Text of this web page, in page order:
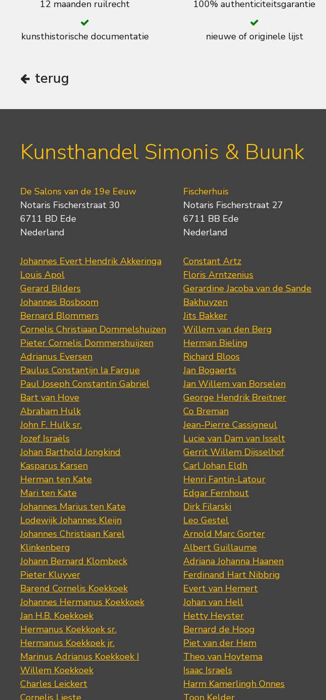
12 maanden ruilrecht 100% authenticiteitsgarantie
kunsthistorische documentatie nieuwe of originele lijst
terug
Kunsthandel Simonis & Buunk
De Salons van de 19e Eeuw
Notaris Fischerstraat 30
6711 BD Ede
Nederland
Johannes Evert Hendrik Akkeringa
Louis Apol
Gerard Bilders
Johannes Bosboom
Bernard Blommers
Cornelis Christiaan Dommelshuizen
Pieter Cornelis Dommershuijzen
Adrianus Eversen
Paulus Constantijn la Fargue
Paul Joseph Constantin Gabriel
Bart van Hove
Abraham Hulk
John F. Hulk sr.
Jozef Israëls
Johan Barthold Jongkind
Kasparus Karsen
Herman ten Kate
Mari ten Kate
Johannes Marius ten Kate
Lodewijk Johannes Kleijn
Johannes Christiaan Karel
Klinkenberg
Johann Bernard Klombeck
Pieter Kluyver
Barend Cornelis Koekkoek
Johannes Hermanus Koekkoek
Jan H.B. Koekkoek
Hermanus Koekkoek sr.
Hermanus Koekkoek jr.
Marinus Adrianus Koekkoek I
Willem Koekkoek
Charles Leickert
Cornelis Lieste
Fischerhuis
Notaris Fischerstraat 27
6711 BB Ede
Nederland
Constant Artz
Floris Arntzenius
Gerardine Jacoba van de Sande
Bakhuyzen
Jits Bakker
Willem van den Berg
Herman Bieling
Richard Bloos
Jan Bogaerts
Jan Willem van Borselen
George Hendrik Breitner
Co Breman
Jean-Pierre Cassigneul
Lucie van Dam van Isselt
Gerrit Willem Dijsselhof
Carl Johan Eldh
Henri Fantin-Latour
Edgar Fernhout
Dirk Filarski
Leo Gestel
Arnold Marc Gorter
Albert Guillaume
Adriana Johanna Haanen
Ferdinand Hart Nibbrig
Evert van Hemert
Johan van Hell
Hetty Heyster
Bernard de Hoog
Piet van der Hem
Theo van Hoytema
Isaac Israels
Harm Kamerlingh Onnes
Toon Kelder